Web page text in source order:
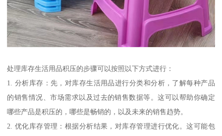
处理库存生活用品积压的步骤可以按照以下方式进行：
1. 分析库存：先，对库存生活用品进行分类和分析，了解每种产品
的销售情况、市场需求以及过去的销售数据等。这可以帮助你确定
哪些产品是积压的，哪些是畅销的，以及未来的销售趋势。
2. 优化库存管理：根据分析结果，对库存管理进行优化。这可能包